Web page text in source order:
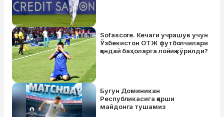
Sofascore. Кечаги учрашув учун
Ўзбекистон ОТЖ футболчилари
қандай баҳоларга лойиқ кўрилди?
Бугун Доминикан
Республикасига қарши
майдонга тушамиз